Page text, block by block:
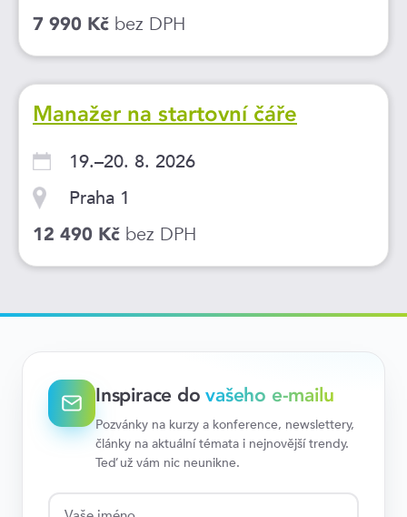
7 990 Kč bez DPH
Manažer na startovní čáře
19.–20. 8. 2026
Praha 1
12 490 Kč bez DPH
Inspirace dovašeho e-mailu
Pozvánky na kurzy a konference, newslettery,
články na aktuální témata i nejnovější trendy.
Teď už vám nic neunikne.